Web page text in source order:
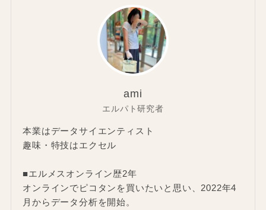
ami
エルパト研究者
本業はデータサイエンティスト
趣味・特技はエクセル
■エルメスオンライン歴2年
オンラインでピコタンを買いたいと思い、2022年4
月からデータ分析を開始。